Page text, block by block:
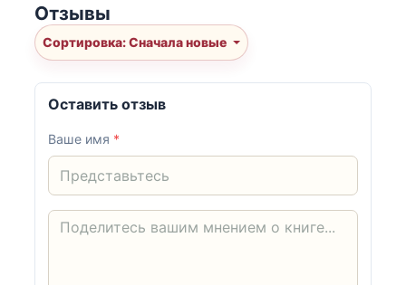
Отзывы
Сортировка: Сначала новые
Оставить отзыв
Ваше имя *